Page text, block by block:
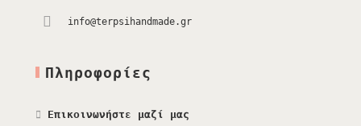
info@terpsihandmade.gr
Πληροφορίες
Επικοινωνήστε μαζί μας